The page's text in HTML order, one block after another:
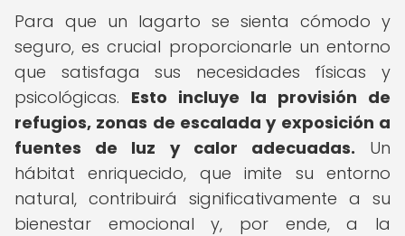
Para que un lagarto se sienta cómodo y
seguro, es crucial proporcionarle un entorno
que satisfaga sus necesidades físicas y
psicológicas. Esto incluye la provisión de
refugios, zonas de escalada y exposición a
fuentes de luz y calor adecuadas. Un
hábitat enriquecido, que imite su entorno
natural, contribuirá significativamente a su
bienestar emocional y, por ende, a la